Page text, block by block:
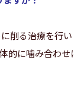
削る治療を行
的に噛み合わ